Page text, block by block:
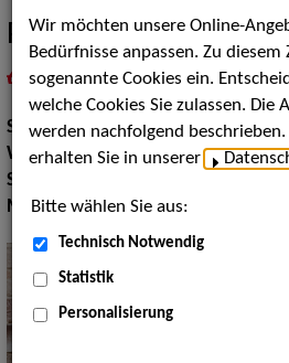
PasParTout
inMeine Merklistelegen
Show:Walk Acts Animation, Musik
Walk Acts Animation:Walk Acts
Show Acts:
Musik Shows:Sonstiges
Wir möchten unsere Online-
Bedürfnisse anpassen. Zu diesem
sogenannte Cookies ein.
welche Cookies Sie zulassen. Die
werden nachfolgend
erhalten Sie in unserer
Bitte wählen Sie aus:
Technisch Notwendig
Statistik
Personalisierung